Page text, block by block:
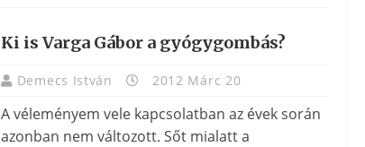
Ki is Varga Gábor a gyógygombás?
Demecs István 2012 Márc 20
A véleményem vele kapcsolatban az évek során
azonban nem változott. Sőt mialatt a